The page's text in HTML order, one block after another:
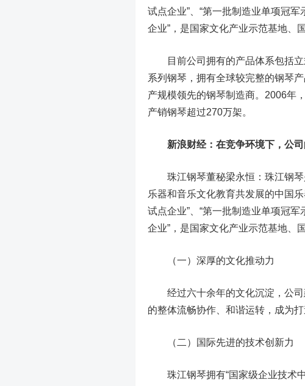
试点企业”、“第一批制造业单项冠军
企业”，是国家文化产业示范基地、
目前公司拥有的产品体系包括立
系列钢琴，拥有全球较完整的钢琴
产规模领先的钢琴制造商。2006年
产销钢琴超过270万架。
新浪财经：在竞争环境下，公司
珠江钢琴董秘梁永恒：珠江钢琴
乐器和音乐文化教育共发展的中国
试点企业”、“第一批制造业单项冠军
企业”，是国家文化产业示范基地、
（一）深厚的文化推动力
经过六十余年的文化沉淀，公司
的整体流畅协作、和谐运转，成为
（二）国际先进的技术创新力
珠江钢琴拥有“国家级企业技术中